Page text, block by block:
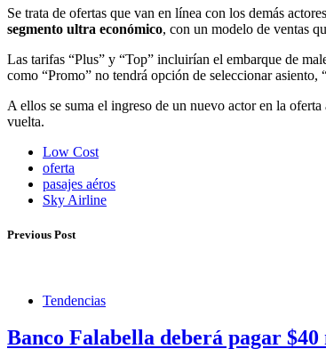
Se trata de ofertas que van en línea con los demás
segmento ultra económico, con un modelo de ventas
Las tarifas “Plus” y “Top” incluirían el embarque de
como “Promo” no tendrá opción de seleccionar
A ellos se suma el ingreso de un nuevo actor en la
vuelta.
Low Cost
oferta
pasajes aéros
Sky Airline
Previous Post
Tendencias
Banco Falabella deberá pagar